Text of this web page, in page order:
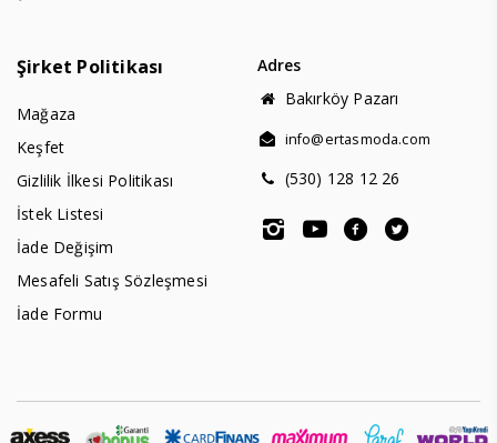
Şirket Politikası
Mağaza
Keşfet
Gizlilik İlkesi Politikası
İstek Listesi
İade Değişim
Mesafeli Satış Sözleşmesi
İade Formu
Adres
Bakırköy Pazarı
info@ertasmoda.com
(530) 128 12 26